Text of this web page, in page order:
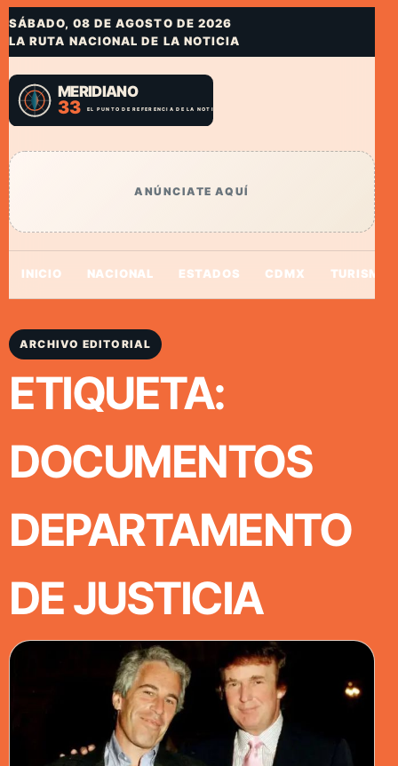
SÁBADO, 08 DE AGOSTO DE 2026
LA RUTA NACIONAL DE LA NOTICIA
ANÚNCIATE AQUÍ
INICIO NACIONAL ESTADOS CDMX TURISMO
ARCHIVO EDITORIAL
ETIQUETA:
DOCUMENTOS
DEPARTAMENTO
DE JUSTICIA